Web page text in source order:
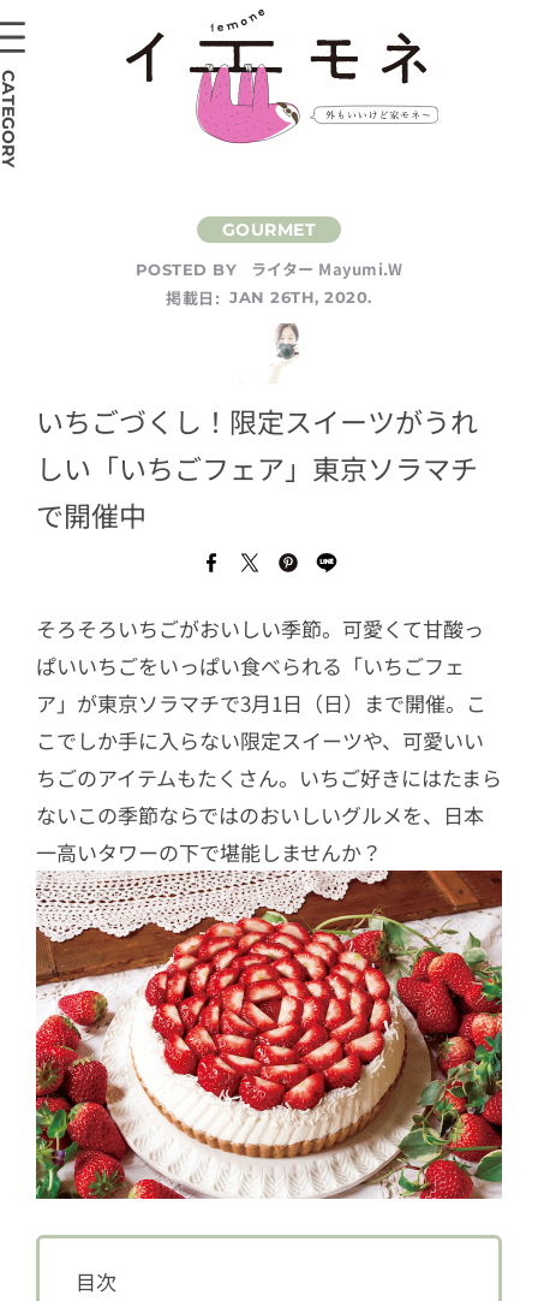
POSTED BY
ライター Mayumi.W
掲載日: JAN 26TH, 2020.
いちごづくし！限定スイーツがうれ
しい「いちごフェア」東京ソラマチ
で開催中
そろそろいちごがおいしい季節。可愛くて甘酸っ
ぱいいちごをいっぱい食べられる「いちごフェ
ア」が東京ソラマチで3月1日（日）まで開催。こ
こでしか手に入らない限定スイーツや、可愛いい
ちごのアイテムもたくさん。いちご好きにはたまら
ないこの季節ならではのおいしいグルメを、日本
一高いタワーの下で堪能しませんか？
目次